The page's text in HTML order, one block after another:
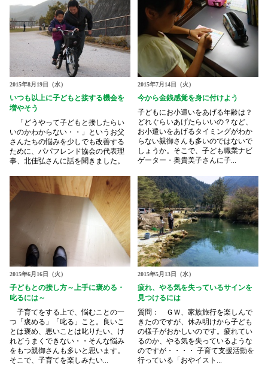
2015年8月19日（水）
いつも以上に子どもと接する機会を
増やそう
「どうやって子どもと接したらい
いのかわからない・・」というお父
さんたちの悩みを少しでも改善する
ために、パパフレンド協会の代表理
事、北佳弘さんに話を聞きました。
2015年7月14日（火）
今から金銭感覚を身に付けよう
子どもにお小遣いをあげる年齢は？
どれぐらいあげたらいいの？など、
お小遣いをあげるタイミングがわか
らない親御さんも多いのではないで
しょうか。そこで、子ども職業ナビ
ゲーター・奥貴美子さんに子...
2015年6月16日（火）
子どもとの接し方～上手に褒める・
叱るには～
子育てをする上で、悩むことの一
つ「褒める」「叱る」こと。良いこ
とは褒め、悪いことは叱りたい、け
れどうまくできない・・そんな悩み
をもつ親御さんも多いと思います。
そこで、子育てを楽しみたい...
2015年5月13日（水）
疲れ、やる気を失っているサインを
見つけるには
質問： ＧＷ、家族旅行を楽しんで
きたのですが、休み明けから子ども
の様子がおかしいのです。疲れてい
るのか、やる気を失っているような
のですが・・・・ 子育て支援活動を
行っている「おやイスト...